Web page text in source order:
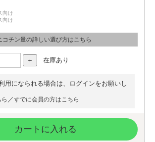
向け
向け
コチン量の詳しい選び方はこちら
在庫あり
用になられる場合は、ログインをお願いし
／すでに会員の方はこちら
カートに入れる